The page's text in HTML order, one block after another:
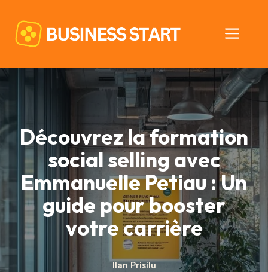
contenu
Découvrez la formation
social selling avec
Emmanuelle Petiau : Un
guide pour booster
votre carrière
Ilan Prisilu